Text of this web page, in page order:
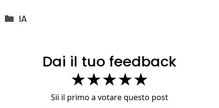
Categorie
IA
Dai il tuo feedback
★★★★★
Sii il primo a votare questo post